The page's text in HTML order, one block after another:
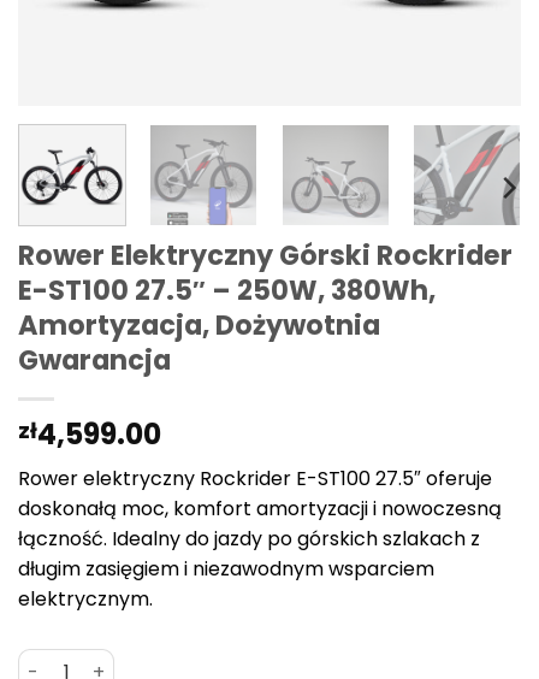
Rower Elektryczny Górski Rockrider
E-ST100 27.5″ – 250W, 380Wh,
Amortyzacja, Dożywotnia
Gwarancja
zł4,599.00
Rower elektryczny Rockrider E-ST100 27.5″ oferuje
doskonałą moc, komfort amortyzacji i nowoczesną
łączność. Idealny do jazdy po górskich szlakach z
długim zasięgiem i niezawodnym wsparciem
elektrycznym.
ilość Rower Elektryczny Górski Rockrider E-ST100